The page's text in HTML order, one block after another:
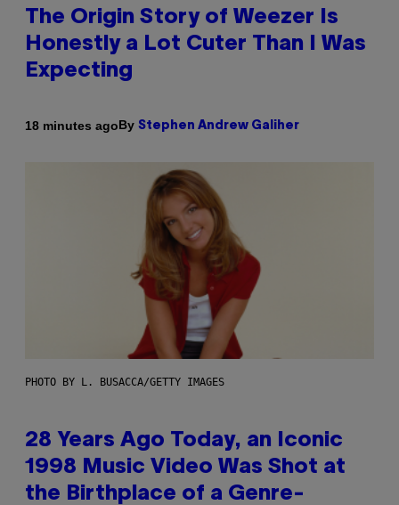
The Origin Story of Weezer Is
Honestly a Lot Cuter Than I Was
Expecting
18 minutes agoBy Stephen Andrew Galiher
PHOTO BY L. BUSACCA/GETTY IMAGES
28 Years Ago Today, an Iconic
1998 Music Video Was Shot at
the Birthplace of a Genre-